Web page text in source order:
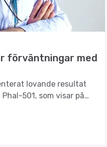
förväntningar med
lovande resultat
501, som visar på